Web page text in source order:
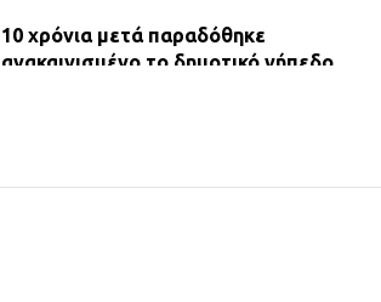
10 χρόνια μετά παραδόθηκε
ανακαινισμένο το δημοτικό γήπεδο
ΔΗΜΟΣ ΜΑΝΔΡΑΣ ΕΙΔΥΛΛΙΑΣ: